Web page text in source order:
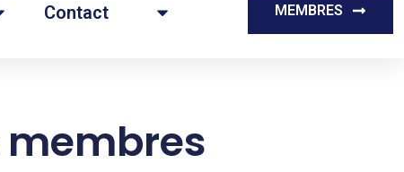
Contact MEMBRES
membres